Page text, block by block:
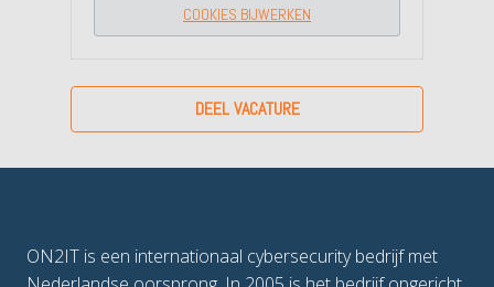
COOKIES BIJWERKEN
DEEL VACATURE
ON2IT is een internationaal cybersecurity bedrijf met